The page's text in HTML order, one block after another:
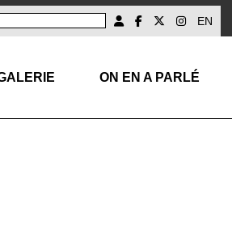
EN
ON EN A PARLÉ